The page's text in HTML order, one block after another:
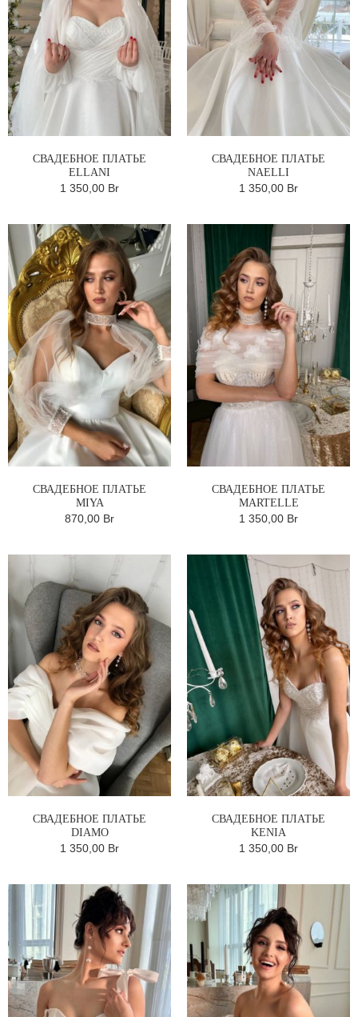
СВАДЕБНОЕ ПЛАТЬЕ
ELLANI
1 350,00 Br
СВАДЕБНОЕ ПЛАТЬЕ
NAELLI
1 350,00 Br
СВАДЕБНОЕ ПЛАТЬЕ
MIYA
870,00 Br
СВАДЕБНОЕ ПЛАТЬЕ
MARTELLE
1 350,00 Br
СВАДЕБНОЕ ПЛАТЬЕ
DIAMO
1 350,00 Br
СВАДЕБНОЕ ПЛАТЬЕ
KENIA
1 350,00 Br